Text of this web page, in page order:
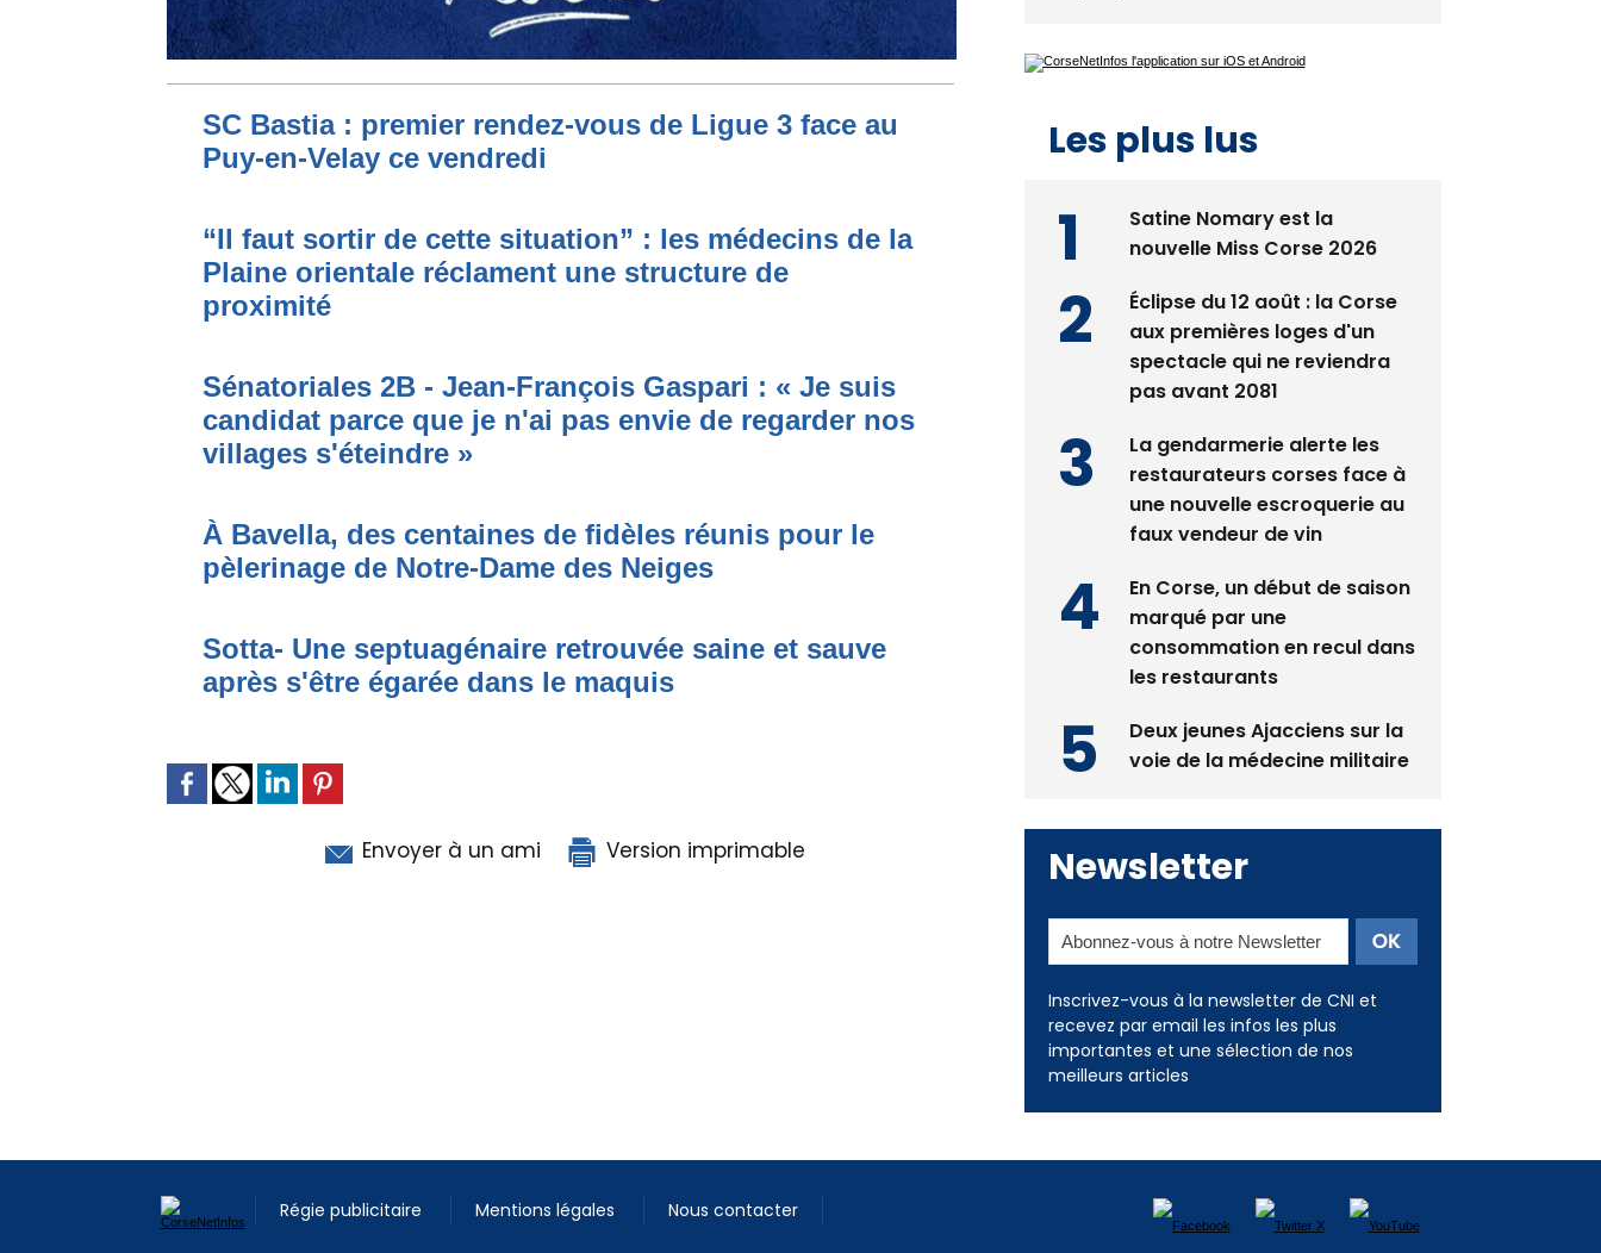
SC Bastia : premier rendez-vous de Ligue 3 face au
Puy-en-Velay ce vendredi
“Il faut sortir de cette situation” : les médecins de la
Plaine orientale réclament une structure de
proximité
Sénatoriales 2B - Jean-François Gaspari : « Je suis
candidat parce que je n'ai pas envie de regarder nos
villages s'éteindre »
À Bavella, des centaines de fidèles réunis pour le
pèlerinage de Notre-Dame des Neiges
Sotta- Une septuagénaire retrouvée saine et sauve
après s'être égarée dans le maquis
Envoyer à un ami Version imprimable
Les plus lus
Satine Nomary est la
nouvelle Miss Corse 2026
Éclipse du 12 août : la Corse
aux premières loges d'un
spectacle qui ne reviendra
pas avant 2081
La gendarmerie alerte les
restaurateurs corses face à
une nouvelle escroquerie au
faux vendeur de vin
En Corse, un début de saison
marqué par une
consommation en recul dans
les restaurants
Deux jeunes Ajacciens sur la
voie de la médecine militaire
Newsletter
Inscrivez-vous à la newsletter de CNI et
recevez par email les infos les plus
importantes et une sélection de nos
meilleurs articles
Régie publicitaire Mentions légales Nous contacter